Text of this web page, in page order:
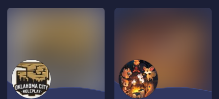
Verschillende crypto
startersbanen •
Hypotheken •
Geadvanceerd criminaliteit
systeem • Eigen boederij